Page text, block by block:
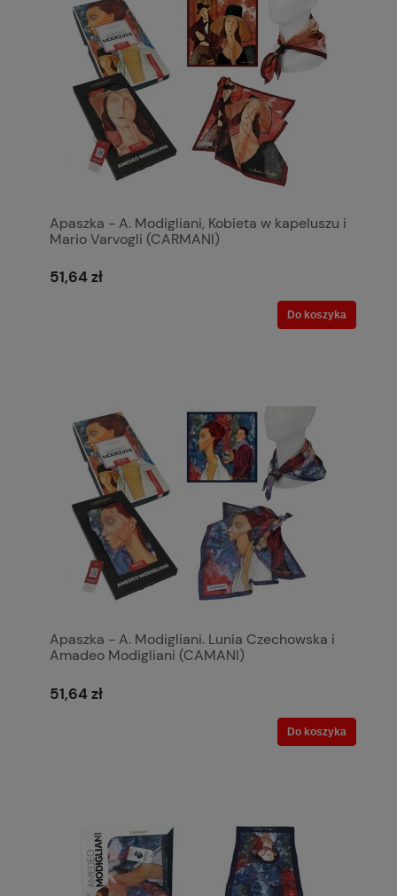
Apaszka - A. Modigliani, Kobieta w kapeluszu i
Mario Varvogli (CARMANI)
51,64 zł
Do koszyka
Apaszka - A. Modigliani. Lunia Czechowska i
Amadeo Modigliani (CAMANI)
51,64 zł
Do koszyka